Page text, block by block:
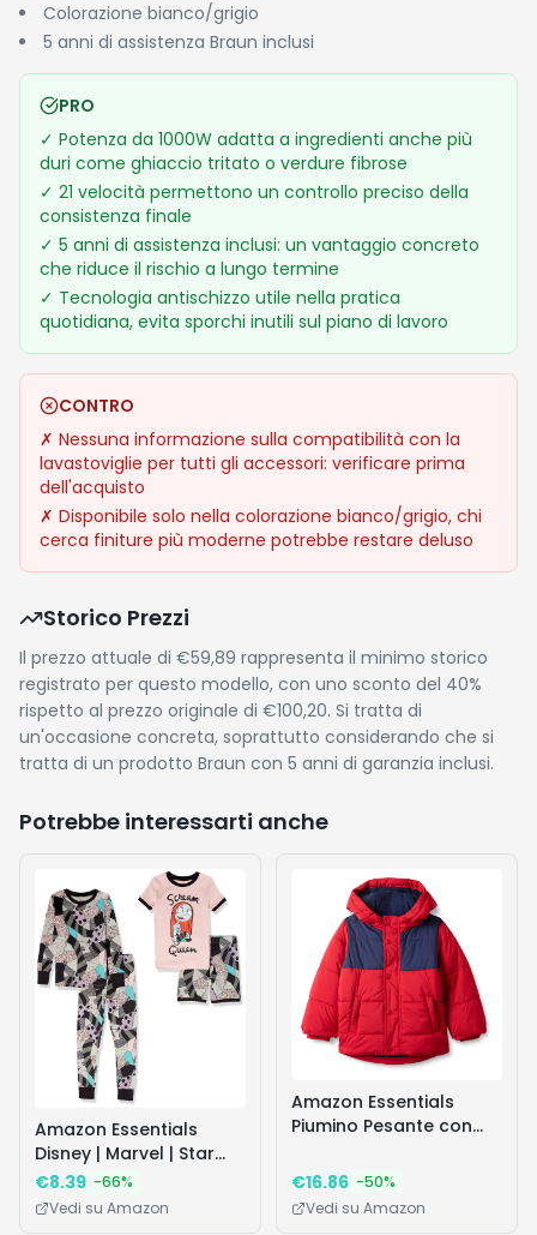
Colorazione bianco/grigio
5 anni di assistenza Braun inclusi
PRO
✓ Potenza da 1000W adatta a ingredienti anche più
duri come ghiaccio tritato o verdure fibrose
✓ 21 velocità permettono un controllo preciso della
consistenza finale
✓ 5 anni di assistenza inclusi: un vantaggio concreto
che riduce il rischio a lungo termine
✓ Tecnologia antischizzo utile nella pratica
quotidiana, evita sporchi inutili sul piano di lavoro
CONTRO
✗ Nessuna informazione sulla compatibilità con la
lavastoviglie per tutti gli accessori: verificare prima
dell'acquisto
✗ Disponibile solo nella colorazione bianco/grigio, chi
cerca finiture più moderne potrebbe restare deluso
Storico Prezzi
Il prezzo attuale di €59,89 rappresenta il minimo storico
registrato per questo modello, con uno sconto del 40%
rispetto al prezzo originale di €100,20. Si tratta di
un'occasione concreta, soprattutto considerando che si
tratta di un prodotto Braun con 5 anni di garanzia inclusi.
Potrebbe interessarti anche
Amazon Essentials
Disney | Marvel | Star
Wars Set Pigiama
Bambine e Ragazze,
€8.39 -66%
Vedi su Amazon
Amazon Essentials
Piumino Pesante con
Ragazzi, Blu Marino
Rosso Color Block, 10
Anni
€16.86 -50%
Vedi su Amazon